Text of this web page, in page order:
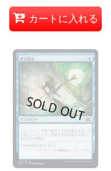
カートに入れる